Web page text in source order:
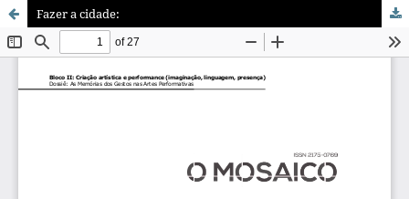
Fazer a cidade: